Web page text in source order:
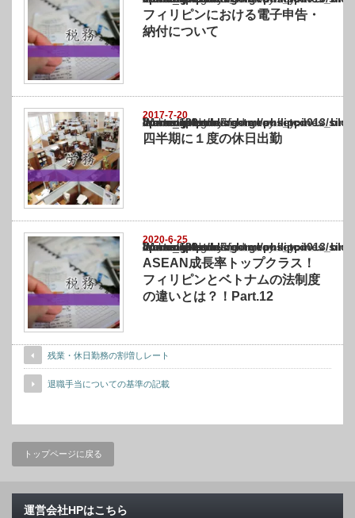
フィリピンにおける電子申告・
納付について
2017-7-20
Warning
: Undefined array key "show_category" in
/home/netst/kuno-cpa.co.jp/public_html/philippines_blog/wp-content/themes/
on line183
四半期に１度の休日出勤
2020-6-25
Warning
: Undefined array key "show_category" in
/home/netst/kuno-cpa.co.jp/public_html/philippines_blog/wp-content/themes/
on line183
ASEAN成長率トップクラス！
フィリピンとベトナムの法制度
の違いとは？！Part.12
残業・休日勤務の割増しレート
退職手当についての基準の記載
トップページに戻る
運営会社HPはこちら